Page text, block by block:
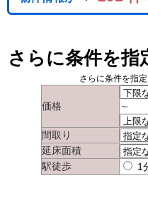
さらに条件を指
さらに条件を指
価格 ～
間取り
延床面積
駅徒歩
1